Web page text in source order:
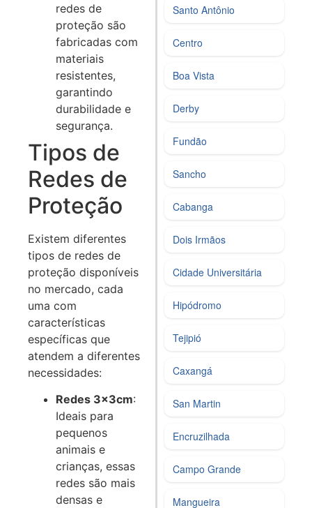
redes de
proteção são
fabricadas com
materiais
resistentes,
garantindo
durabilidade e
segurança.
Tipos de
Redes de
Proteção
Existem diferentes
tipos de redes de
proteção disponíveis
no mercado, cada
uma com
características
específicas que
atendem a diferentes
necessidades:
Redes 3x3cm:
Ideais para
pequenos
animais e
crianças, essas
redes são mais
densas e
Santo Antônio
Centro
Boa Vista
Derby
Fundão
Sancho
Cabanga
Dois Irmãos
Cidade Universitária
Hipódromo
Tejipió
Caxangá
San Martin
Encruzilhada
Campo Grande
Mangueira